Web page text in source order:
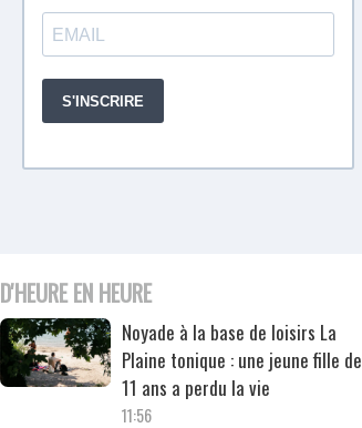
D'HEURE EN HEURE
Noyade à la base de loisirs La
Plaine tonique : une jeune fille de
11 ans a perdu la vie
11:56